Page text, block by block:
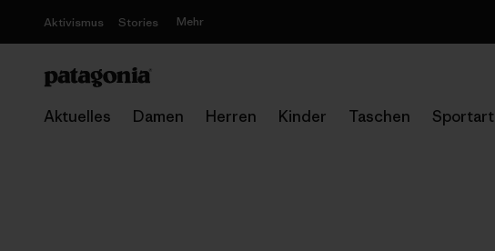
Aktivismus Stories Mehr
Aktuelles Damen Herren Kinder Taschen Sportart